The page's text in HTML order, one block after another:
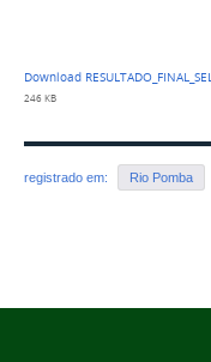
Download
246 KB
registrado em: Rio Pomba